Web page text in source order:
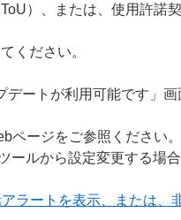
）、または、使用許諾
ください。
デートが利用可能です」画
ページをご参照ください。
ールから設定変更する場
ラートを表示、または、